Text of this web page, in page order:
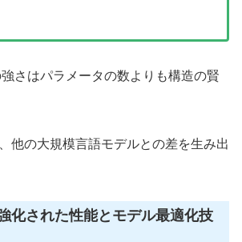
さはパラメータの数よりも構造の賢
他の大規模言語モデルとの差を生み出
化された性能とモデル最適化技